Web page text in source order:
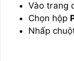
Vào trang
Chọn hộp
Nhấp